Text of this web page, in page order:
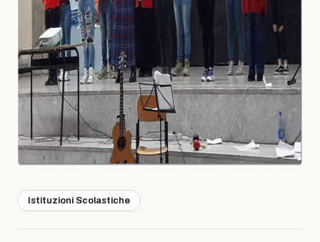
Istituzioni Scolastiche